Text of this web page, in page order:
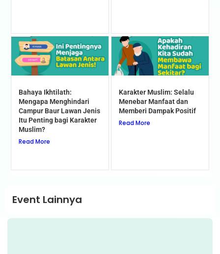
Bahaya Ikhtilath:
Mengapa Menghindari
Campur Baur Lawan Jenis
Itu Penting bagi Karakter
Muslim?
Read More
Karakter Muslim: Selalu
Menebar Manfaat dan
Memberi Dampak Positif
Read More
Event Lainnya